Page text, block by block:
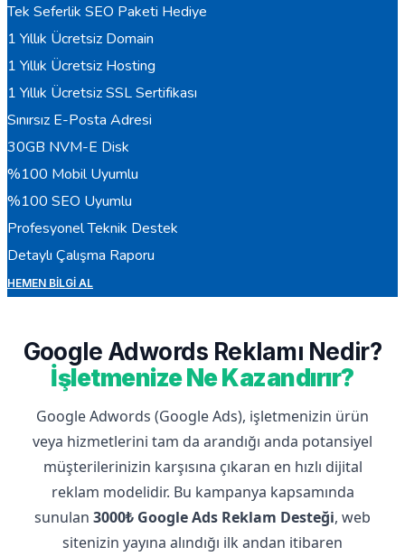
Tek Seferlik SEO Paketi Hediye
1 Yıllık Ücretsiz Domain
1 Yıllık Ücretsiz Hosting
1 Yıllık Ücretsiz SSL Sertifikası
Sınırsız E-Posta Adresi
30GB NVM-E Disk
%100 Mobil Uyumlu
%100 SEO Uyumlu
Profesyonel Teknik Destek
Detaylı Çalışma Raporu
HEMEN BILGI AL
Google Adwords Reklamı Nedir?
İşletmenize Ne Kazandırır?
Google Adwords (Google Ads), işletmenizin ürün
veya hizmetlerini tam da arandığı anda potansiyel
müşterilerinizin karşısına çıkaran en hızlı dijital
reklam modelidir. Bu kampanya kapsamında
sunulan 3000₺ Google Ads Reklam Desteği, web
sitenizin yayına alındığı ilk andan itibaren